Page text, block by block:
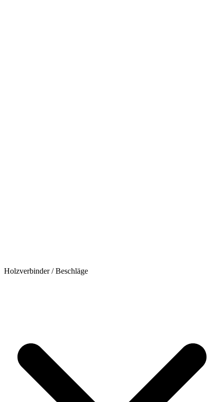
Holzverbinder / Beschläge